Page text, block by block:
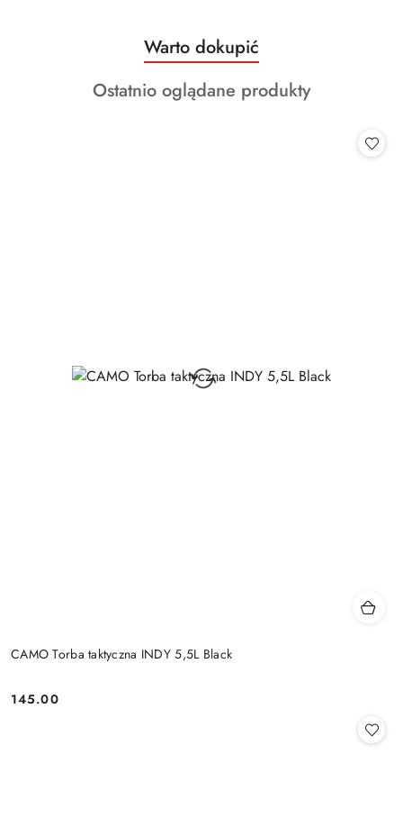
Pomiń karuzelę produktów
Produkty
o
statusie:
Warto dokupić
Produkty
Ostatnio oglądane produkty
CAMO Torba taktyczna INDY 5,5L Black
Cena:
145.00